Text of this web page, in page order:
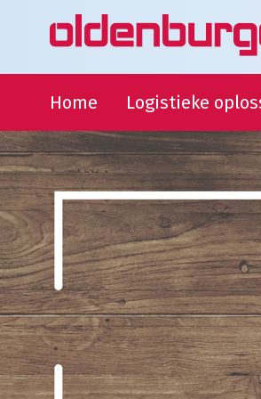
Home Logistieke
Transport
Warehousing
Supply Chain
Logistieke